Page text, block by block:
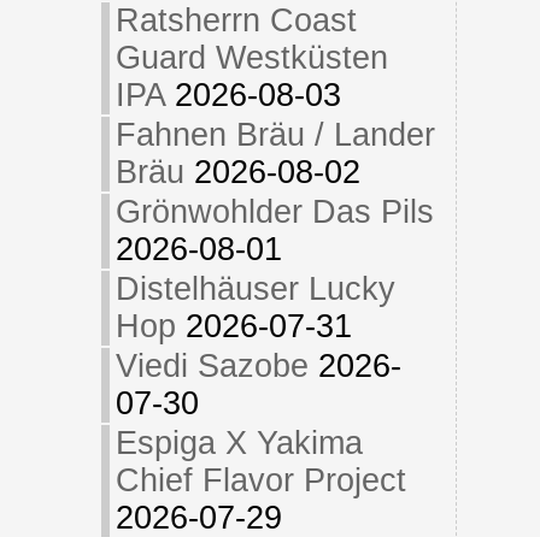
Ratsherrn Coast
Guard Westküsten
IPA 2026-08-03
Fahnen Bräu / Lander
Bräu 2026-08-02
Grönwohlder Das Pils
2026-08-01
Distelhäuser Lucky
Hop 2026-07-31
Viedi Sazobe 2026-
07-30
Espiga X Yakima
Chief Flavor Project
2026-07-29